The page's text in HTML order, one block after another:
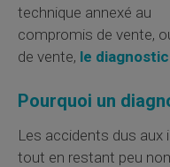
technique annexé au
compromis de vente,
de vente, le
Pourquoi un
Les accidents dus aux
tout en restant peu